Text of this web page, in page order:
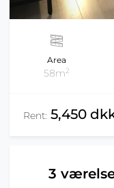
Area
58m2
Rent: 5,450
3